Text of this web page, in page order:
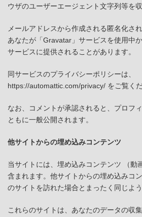
ウザのユーザーエージェント文字列等を収
メールアドレスから作成される匿名化さ
あなたが「Gravatar」サービスを使用中
サービスに提供されることがあります。
同サービスのプライバシーポリシーは、
https://automattic.com/privacy/ をご覧くだ
なお、コメントが承認されると、プロフ
ともに一般公開されます。
他サイトからの埋め込みコンテンツ
当サイトには、埋め込みコンテンツ （動
含まれます。他サイトからの埋め込みコ
のサイトを訪れた場合とまったく同じよ
これらのサイトは、あなたのデータの収